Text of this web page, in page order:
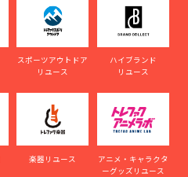
スポーツアウトドア
リユース
ハイブランド
リユース
楽器リユース
アニメ・キャラクタ
ーグッズリユース